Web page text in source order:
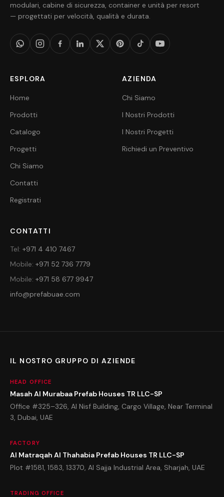
modulari, cabine di sicurezza, container e unità per resort
— progettati per velocità, qualità e durata.
ESPLORA
Home
Prodotti
Catalogo
Progetti
Chi Siamo
Contatti
Registrati
AZIENDA
Chi Siamo
I Nostri Prodotti
I Nostri Progetti
Richiedi un Preventivo
CONTATTI
Tel: +971 4 410 7467
Mobile: +971 52 736 7779
Mobile: +971 58 677 9947
info@prefabuae.com
IL NOSTRO GRUPPO DI AZIENDE
HEAD OFFICE
Masah Al Murabaa Prefab Houses TR LLC-SP
Office #325–326, Al Nisf Building, Cargo Village, Near Terminal
3, Dubai, UAE
FACTORY
Al Matraqah Al Thahabia Prefab Houses TR LLC-SP
Plot #1581, 1583, 13370, Al Sajja Industrial Area, Sharjah, UAE
TRADING OFFICE